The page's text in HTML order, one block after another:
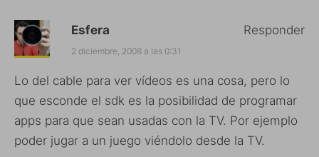
Esfera
2 diciembre, 2008 a las 0:31
Lo del cable para ver vídeos es una cosa, pero lo
que esconde el sdk es la posibilidad de programar
apps para que sean usadas con la TV. Por ejemplo
poder jugar a un juego viéndolo desde la TV.
Responder